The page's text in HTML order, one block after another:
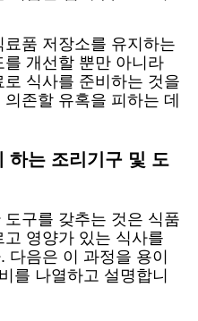
품 저장소를 유지하는
개선할 뿐만 아니라
식사를 준비하는 것을
존할 유혹을 피하는 데
하는 조리기구 및 도
구를 갖추는 것은 식품
영양가 있는 식사를
음은 이 과정을 용이
를 나열하고 설명합니